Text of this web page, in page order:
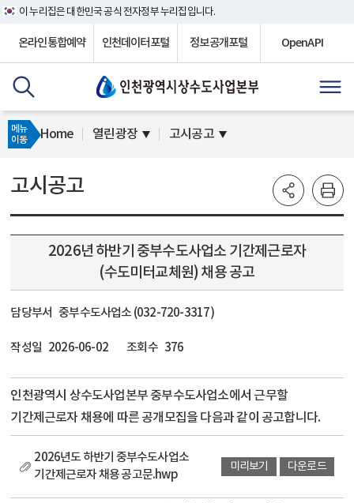
이 누리집은 대한민국 공식 전자정부 누리집입니다.
온라인통합예약 인천데이터포털 정보공개포털 OpenAPI
메뉴
이동
Home 열린광장 고시공고
고시공고
2026년 하반기 중부수도사업소 기간제근로자
(수도미터교체원) 채용 공고
담당부서 중부수도사업소 (032-720-3317)
작성일 2026-06-02 조회수 376
인천광역시 상수도사업본부 중부수도사업소에서 근무할
기간제근로자 채용에 따른 공개모집을 다음과 같이 공고합니다.
2026년도 하반기 중부수도사업소
기간제근로자 채용 공고문.hwp
미리보기 다운로드